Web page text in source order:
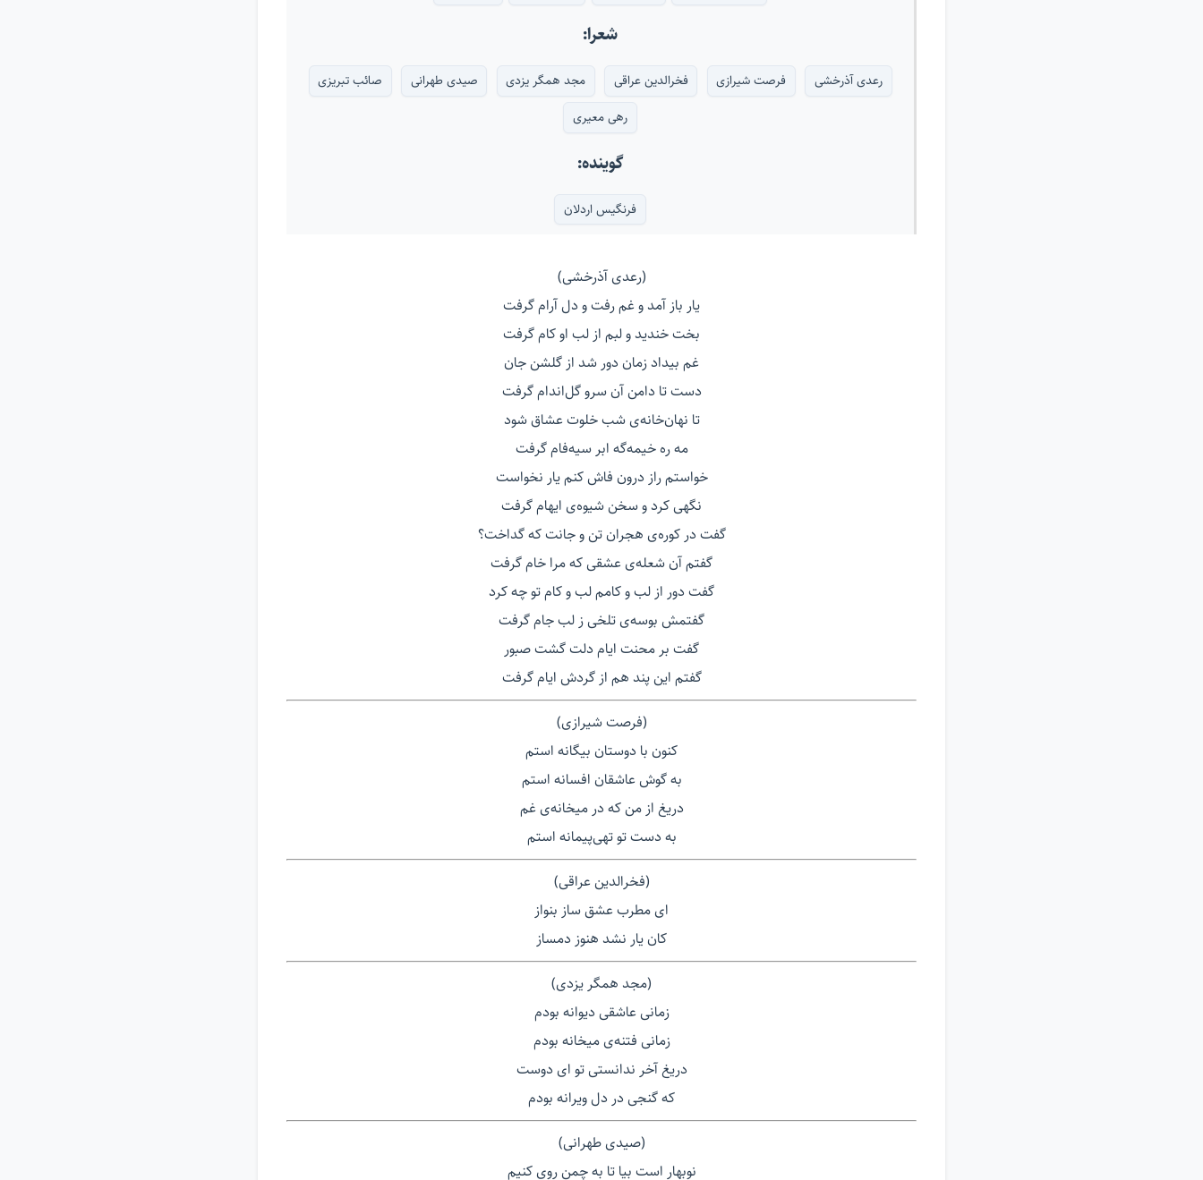
شعرا:
رعدی آذرخشی فرصت شیرازی فخرالدین عراقی مجد همگر یزدی صیدی طهرانی
صائب تبریزی
رهی معیری
گوینده:
فرنگیس اردلان
(رعدی آذرخشی)
یار باز آمد و غم رفت و دل آرام گرفت
بخت خندید و لبم از لب او کام گرفت
غم بیداد زمان دور شد از گلشن جان
دست تا دامن آن سرو گل‌اندام گرفت
تا نهان‌خانه‌ی شب خلوت عشاق شود
مه ره خیمه‌گه ابر سیه‌فام گرفت
خواستم راز درون فاش کنم یار نخواست
نگهی کرد و سخن شیوه‌ی ایهام گرفت
گفت در کوره‌ی هجران تن و جانت که گداخت؟
گفتم آن شعله‌ی عشقی که مرا خام گرفت
گفت دور از لب و کامم لب و کام تو چه کرد
گفتمش بوسه‌ی تلخی ز لب جام گرفت
گفت بر محنت ایام دلت گشت صبور
گفتم این پند هم از گردش ایام گرفت
(فرصت شیرازی)
کنون با دوستان بیگانه استم
به گوش عاشقان افسانه استم
دریغ از من که در میخانه‌ی غم
به دست تو تهی‌پیمانه استم
(فخرالدین عراقی)
ای مطرب عشق ساز بنواز
کان یار نشد هنوز دمساز
(مجد همگر یزدی)
زمانی عاشقی دیوانه بودم
زمانی فتنه‌ی میخانه بودم
دریغ آخر ندانستی تو ای دوست
که گنجی در دل ویرانه بودم
(صیدی طهرانی)
نوبهار است بیا تا به چمن روی کنیم